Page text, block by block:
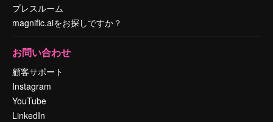
プレスルーム
magnific.aiをお探しですか？
お問い合わせ
顧客サポート
Instagram
YouTube
LinkedIn